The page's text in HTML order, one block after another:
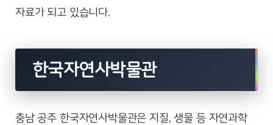
자료가 되고 있습니다.
한국자연사박물관
충남 공주 한국자연사박물관은 지질, 생물 등 자연과학